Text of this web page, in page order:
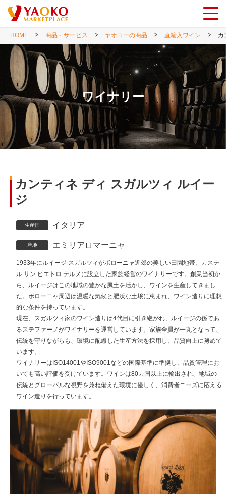
HOME 商品・サービス ヤオコーの商品 直輸入ワイン カ
ワイナリー
カンティネ ディ スガルツィ ルイー
ジ
生産国 イタリア
産地 エミリアロマーニャ
1933年にルイージ スガルツィがボローニャ近郊の美しい田園地帯、カステ
ル サン ピエトロ テルメに設立した家族経営のワイナリーです。創業当初か
ら、ルイージはこの地域の豊かな風土を活かし、ワインを生産してきまし
た。ボローニャ周辺は温暖な気候と肥沃な土壌に恵まれ、ワイン造りに理想
的な条件を持っています。
現在、スガルツィ家のワイン造りは4代目に引き継がれ、ルイージの孫であ
るステファーノがワイナリーを運営しています。家族全員が一丸となって、
伝統を守りながらも、環境に配慮した生産方法を採用し、品質向上に努めて
います。
ワイナリーはISO14001やISO9001などの国際基準に準拠し、品質管理にお
いても高い評価を受けています。ワインは80カ国以上に輸出され、地域の
伝統とグローバルな視野を兼ね備えた環境に優しく、消費者ニーズに応える
ワイン造りを行っています。